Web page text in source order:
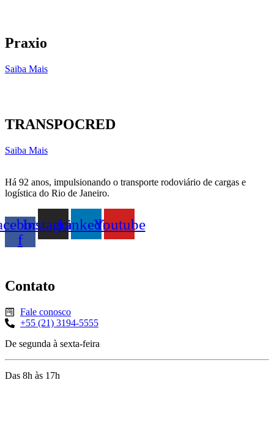
Praxio
Saiba Mais
TRANSPOCRED
Saiba Mais
Há 92 anos, impulsionando o transporte rodoviário de cargas e
logística do Rio de Janeiro.
f
InstagramLinkedinYoutube
Contato
Fale conosco
+55 (21) 3194-5555
De segunda à sexta-feira
Das 8h às 17h